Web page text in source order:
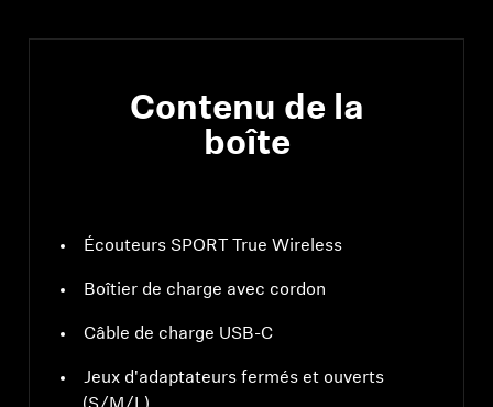
Contenu de la
boîte
Écouteurs SPORT True Wireless
Boîtier de charge avec cordon
Câble de charge USB-C
Jeux d'adaptateurs fermés et ouverts